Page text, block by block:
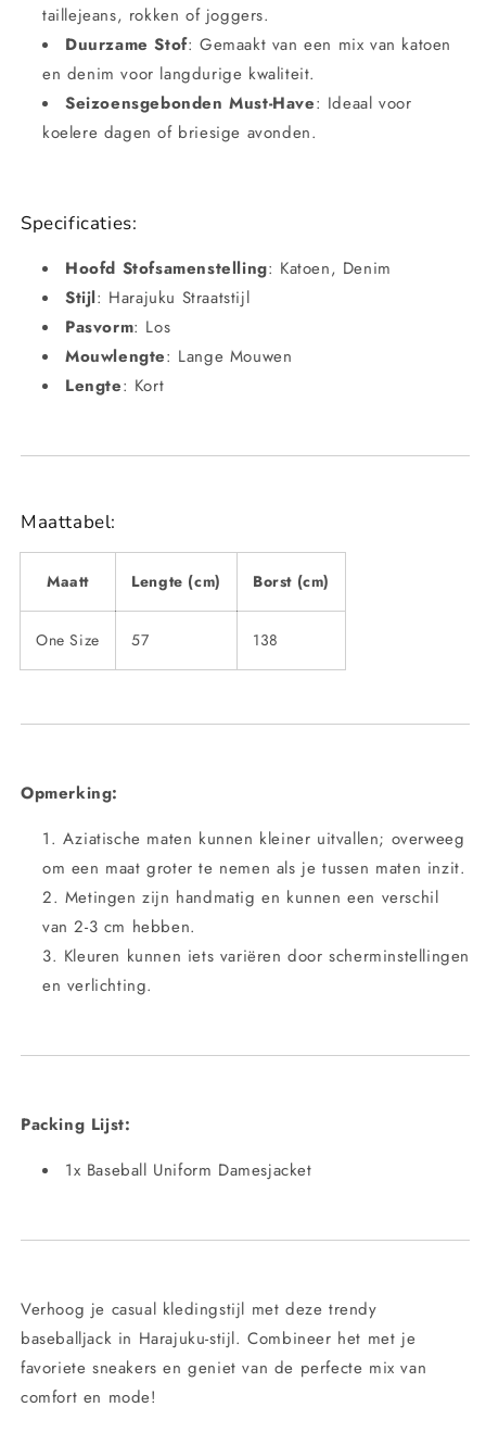
taillejeans, rokken of joggers.
Duurzame Stof: Gemaakt van een mix van katoen
en denim voor langdurige kwaliteit.
Seizoensgebonden Must-Have: Ideaal voor
koelere dagen of briesige avonden.
Specificaties:
Hoofd Stofsamenstelling: Katoen, Denim
Stijl: Harajuku Straatstijl
Pasvorm: Los
Mouwlengte: Lange Mouwen
Lengte: Kort
Maattabel:
Maatt Lengte (cm) Borst (cm)
One Size 57 138
Opmerking:
Aziatische maten kunnen kleiner uitvallen; overweeg
om een maat groter te nemen als je tussen maten inzit.
Metingen zijn handmatig en kunnen een verschil
van 2-3 cm hebben.
Kleuren kunnen iets variëren door scherminstellingen
en verlichting.
Packing Lijst:
1x Baseball Uniform Damesjacket
Verhoog je casual kledingstijl met deze trendy
baseballjack in Harajuku-stijl. Combineer het met je
favoriete sneakers en geniet van de perfecte mix van
comfort en mode!